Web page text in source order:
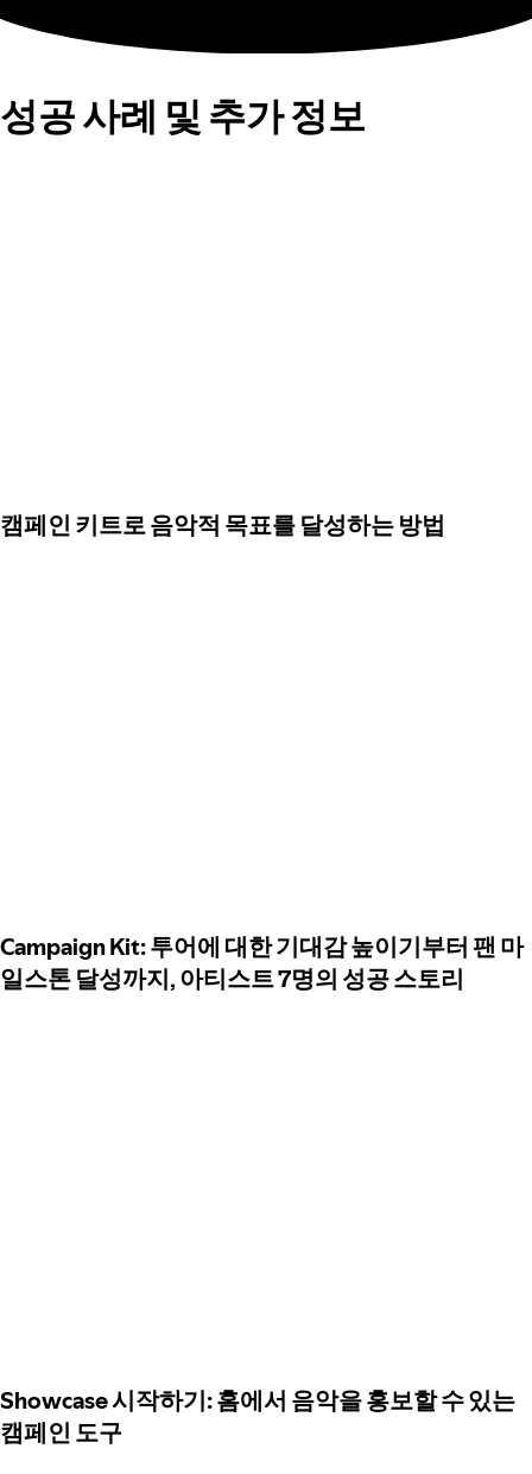
성공 사례 및 추가 정보
캠페인 키트로 음악적 목표를 달성하는 방법
Campaign Kit: 투어에 대한 기대감 높이기부터 팬 마
일스톤 달성까지, 아티스트 7명의 성공 스토리
Showcase 시작하기: 홈에서 음악을 홍보할 수 있는
캠페인 도구